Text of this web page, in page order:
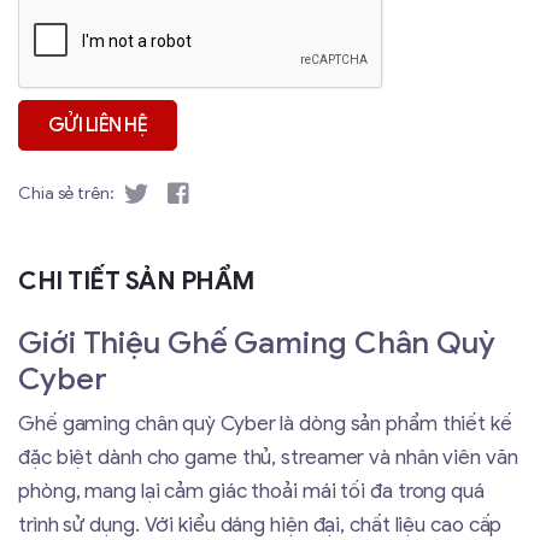
Chia sẻ trên:
CHI TIẾT SẢN PHẨM
Giới Thiệu Ghế Gaming Chân Quỳ
Cyber
Ghế gaming chân quỳ Cyber là dòng sản phẩm thiết kế
đặc biệt dành cho game thủ, streamer và nhân viên văn
phòng, mang lại cảm giác thoải mái tối đa trong quá
trình sử dụng. Với kiểu dáng hiện đại, chất liệu cao cấp